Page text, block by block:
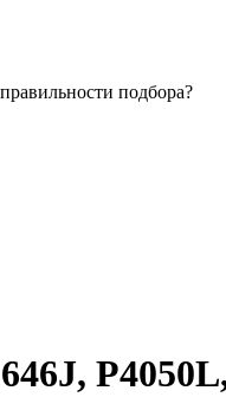
подбора?